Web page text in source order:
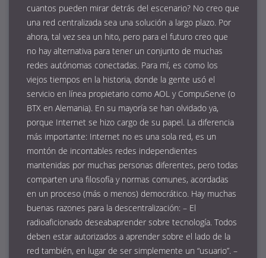
cuantos pueden mirar detrás del escenario? No creo que
una red centralizada sea una solución a largo plazo. Por
ahora, tal vez sea un hito, pero para el futuro creo que
no hay alternativa para tener un conjunto de muchas
redes autónomas conectadas. Para mí, es como los
viejos tiempos en la historia, donde la gente usó el
servicio en línea propietario como AOL y CompuServe (o
BTX en Alemania). En su mayoría se han olvidado ya,
porque Internet se hizo cargo de su papel. La diferencia
más importante: Internet no es una sola red, es un
montón de incontables redes independientes
mantenidas por muchas personas diferentes, pero todas
comparten una filosofía y normas comunes, acordadas
en un proceso (más o menos) democrático. Hay muchas
buenas razones para la descentralización: – El
radioaficionado deseabaprender sobre tecnología. Todos
deben estar autorizados a aprender sobre el lado de la
red también, en lugar de ser simplemente un “usuario”. –